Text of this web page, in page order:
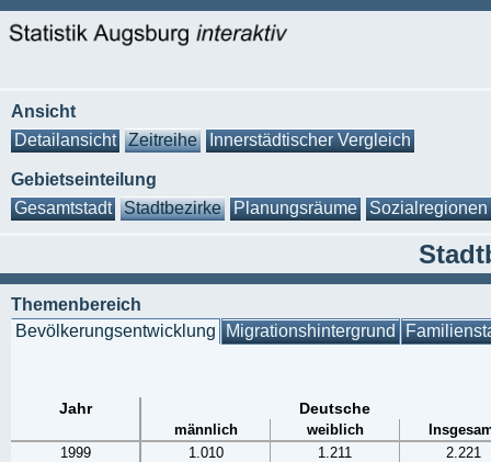
Ansicht
Detailansicht
Zeitreihe Innerstädtischer Vergleich
Gebietseinteilung
Gesamtstadt
Stadtbezirke Planungsräume Sozialregionen
Themenbereich
Bevölkerungsentwicklung Migrationshintergrund
Jahr Deutsche
männlich weiblich
1999
1.010 1.211
2.221